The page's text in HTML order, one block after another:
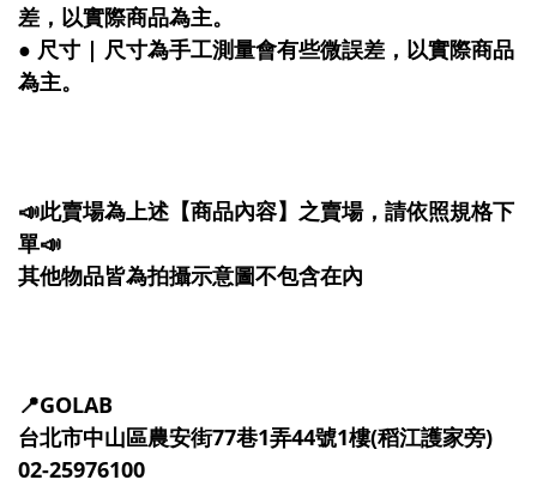
差，以實際商品為主。
● 尺寸 | 尺寸為手工測量會有些微誤差，以實際商品
為主。
📣此賣場為上述【商品內容】之賣場，請依照規格下
單📣
其他物品皆為拍攝示意圖不包含在內
📍GOLAB
台北市中山區農安街77巷1弄44號1樓(稻江護家旁)
02-25976100